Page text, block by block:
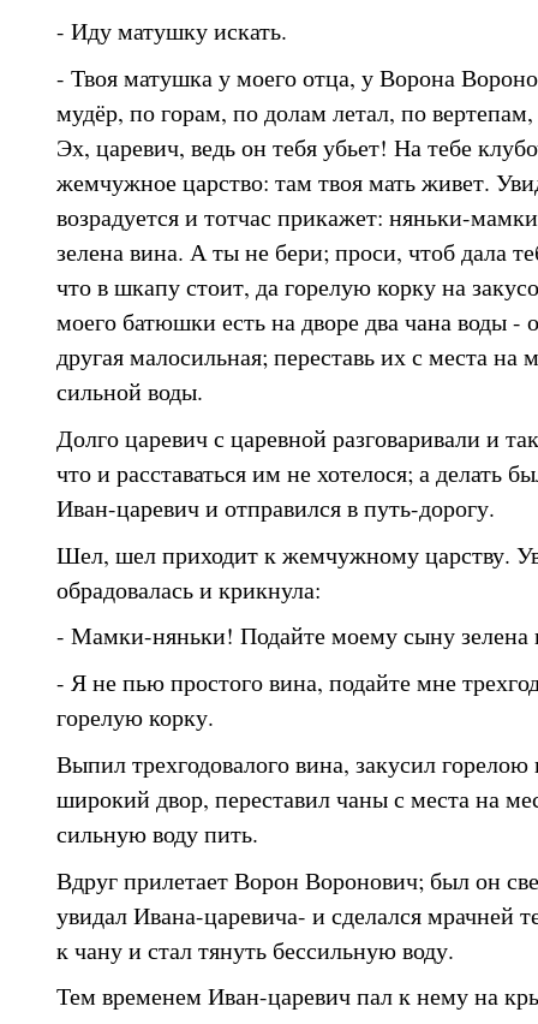
- Иду матушку искать.
- Твоя матушка у моего отца, у Ворона
мудёр, по горам, по долам летал, по
Эх, царевич, ведь он тебя убьет! На тебе
жемчужное царство: там твоя мать живет.
возрадуется и тотчас прикажет: няньки-
зелена вина. А ты не бери; проси, чтоб дала
что в шкапу стоит, да горелую корку на
моего батюшки есть на дворе два чана воды -
другая малосильная; переставь их с места на
сильной воды.
Долго царевич с царевной разговаривали и
что и расставаться им не хотелося; а делать
Иван-царевич и отправился в путь-дорогу.
Шел, шел приходит к жемчужному царству.
обрадовалась и крикнула:
- Мамки-няньки! Подайте моему сыну зелена
- Я не пью простого вина, подайте мне
горелую корку.
Выпил трехгодовалого вина, закусил
широкий двор, переставил чаны с места на
сильную воду пить.
Вдруг прилетает Ворон Воронович; был он
увидал Ивана-царевича- и сделался мрачней
к чану и стал тянуть бессильную воду.
Тем временем Иван-царевич пал к нему на